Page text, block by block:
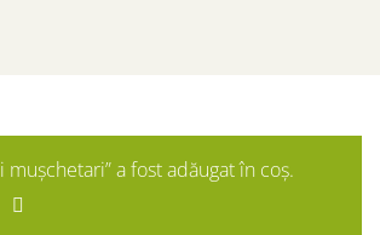
mușchetari” a fost adăugat în coș.